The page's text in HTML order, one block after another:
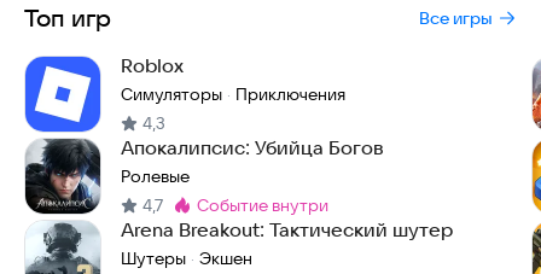
Топ игр Все игры
Roblox
Симуляторы · Приключения
4,3
Апокалипсис: Убийца Богов
Ролевые
4,7 Метка:
событие внутри
Arena Breakout: Тактический шутер
Шутеры · Экшен